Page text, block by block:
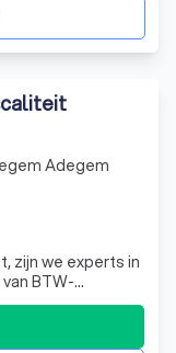
zijn we experts in
BTW-
BTW-listings en
BTW-aftrek en
Adegem